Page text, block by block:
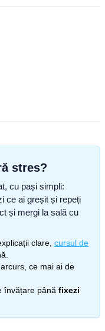
stres?
cu pași simpli:
ce ai greșit și repeți
și mergi la sală cu
clare, cursul de
ce mai ai de
învățare până fixezi